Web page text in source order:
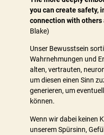
you can create safety,
connection with others
Blake)
Unser Bewusstsein
Wahrnehmungen und
alten, vertrauten,
um diesen einen Sinn
generieren, um
können.
Wenn wir dabei keinen
unserem Spürsinn,